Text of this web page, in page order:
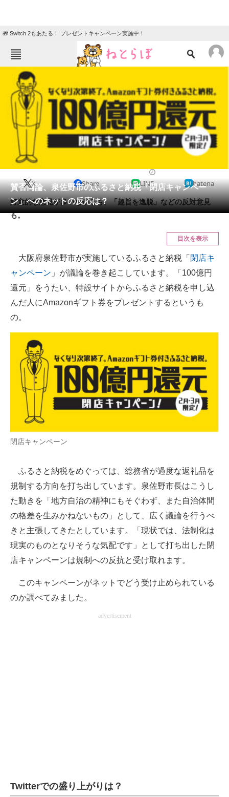
🎁 Switch 2もあたる！ プレゼントキャンペーン実施中！
ねとらぼメニュー
TOP
エンタメ クイズ
グルメ 地域
住まい 教育・育児
動物
会員記事
メディア
スマホと通信の最新トレンド
ビジネスと働き方のヒント
AI活用のいまが分かる
企業ITのトレンドを詳説
経営リーダーのコミュニティ
企業向けIT製品の総合サイト
製造業のIT導入・活用を支援
エレクトロニクス専門サイト
電子設計の基本と応用
エネルギーの専門メディア
賛否両論、泉佐野市のふるさと納税「閉店キャンペー
ン」へのネットの反応は？
X Share LINE hatena
好意的な意見が多いながらも、「趣旨を逸脱」などの反対意見
も。
目次を表示
大阪府泉佐野市が実施しているふるさと納税「 閉店キ
ャンペーン 」が議論を巻き起こしています。「100億円
還元」をうたい、特設サイトからふるさと納税を申し込
んだ人にAmazonギフト券をプレゼントするというも
の。
閉店キャンペーン
ふるさと納税をめぐっては、総務省が過度な返礼品を
規制する方向を打ち出しています。泉佐野市長はこうし
た動きを「地方自治の精神にもそぐわず、また自治体間
の格差を生みかねないもの」として、広く議論を行うべ
きと主張してきたとしています。「現状では、法制化は
現実のものとなりそうな気配です」として打ち出した閉
店キャンペーンは規制への反抗と受け取れます。
このキャンペーンがネットでどう受け止められている
のか調べてみました。
advertisement
Twitterでの盛り上がりは？